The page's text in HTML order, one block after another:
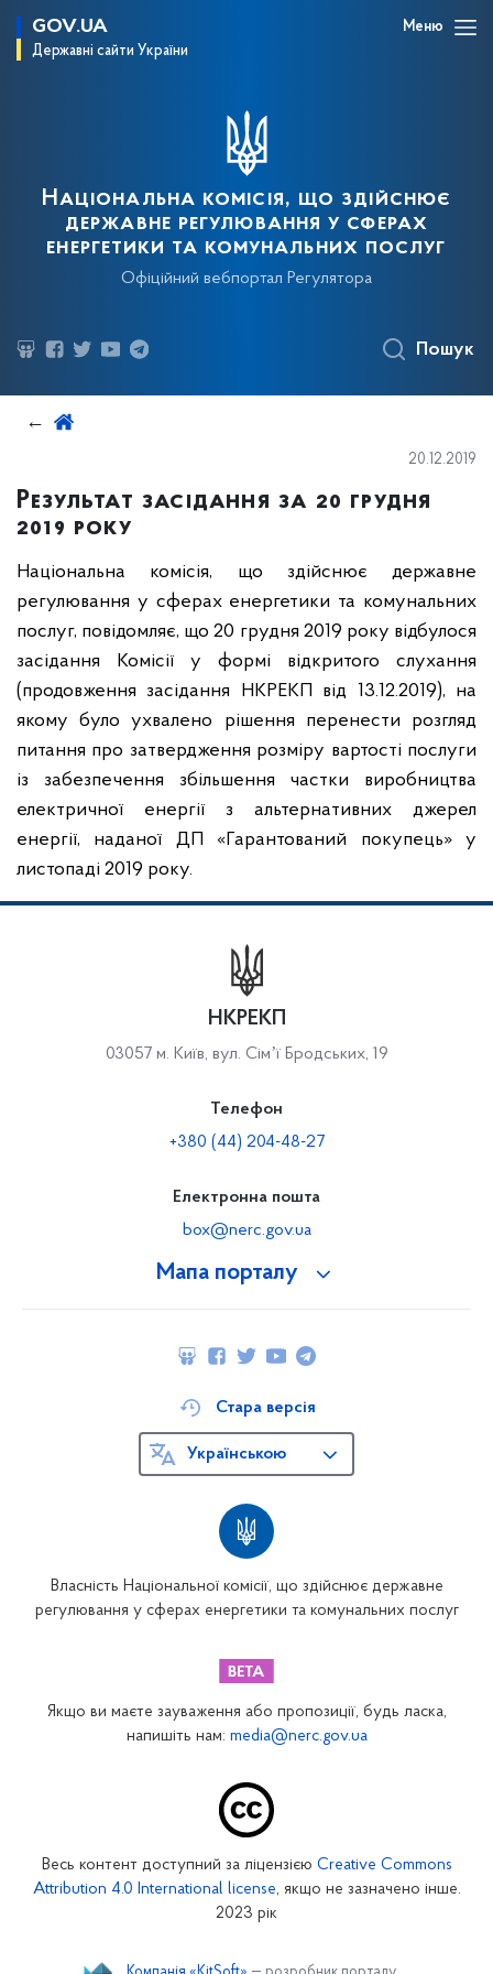
GOV.UA
Державні сайти України
Меню
Національна комісія, що здійснює
державне регулювання у сферах
енергетики та комунальних послуг
Офіційний вебпортал Регулятора
Пошук
20.12.2019
Результат засідання за 20 грудня
2019 року
Національна комісія, що здійснює державне
регулювання у сферах енергетики та комунальних
послуг, повідомляє, що 20 грудня 2019 року відбулося
засідання Комісії у формі відкритого слухання
(продовження засідання НКРЕКП від 13.12.2019), на
якому було ухвалено рішення перенести розгляд
питання про затвердження розміру вартості послуги
із забезпечення збільшення частки виробництва
електричної енергії з альтернативних джерел
енергії, наданої ДП «Гарантований покупець» у
листопаді 2019 року.
Мапа порталу
НКРЕКП
03057 м. Київ, вул. Сімʼї Бродських, 19
Телефон
+380 (44) 204-48-27
Електронна пошта
box@nerc.gov.ua
Власність Національної комісії, що здійснює державне
регулювання у сферах енергетики та комунальних послуг
Стара версія
Українською
Якщо ви маєте зауваження або пропозиції, будь ласка,
напишіть нам: media@nerc.gov.ua
Весь контент доступний за ліцензією Creative Commons
Attribution 4.0 International license, якщо не зазначено інше.
2023 рік